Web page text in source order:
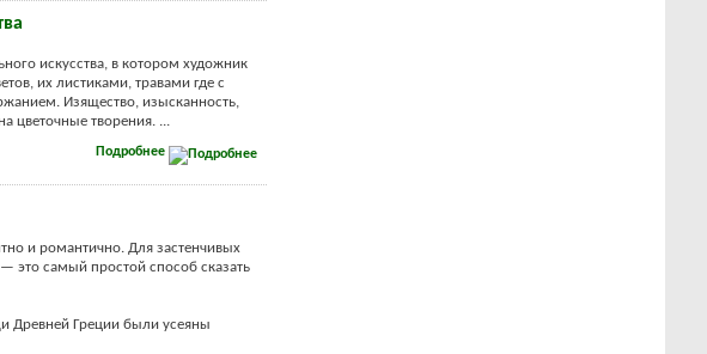
искусства, в котором художник
их листиками, травами где с
Изящество, изысканность,
цветочные творения. ...
Подробнее
и романтично. Для застенчивых
это самый простой способ сказать
Древней Греции были усеяны